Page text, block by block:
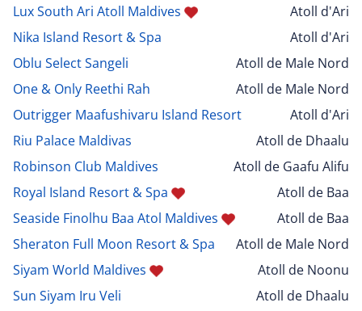
Lux South Ari Atoll Maldives
Atoll d'Ari
Nika Island Resort & Spa
Atoll d'Ari
Oblu Select Sangeli
Atoll de Male Nord
One & Only Reethi Rah
Atoll de Male Nord
Outrigger Maafushivaru Island Resort
Atoll d'Ari
Riu Palace Maldivas
Atoll de Dhaalu
Robinson Club Maldives
Atoll de Gaafu Alifu
Royal Island Resort & Spa
Atoll de Baa
Seaside Finolhu Baa Atol Maldives
Atoll de Baa
Sheraton Full Moon Resort & Spa
Atoll de Male Nord
Siyam World Maldives
Atoll de Noonu
Sun Siyam Iru Veli
Atoll de Dhaalu